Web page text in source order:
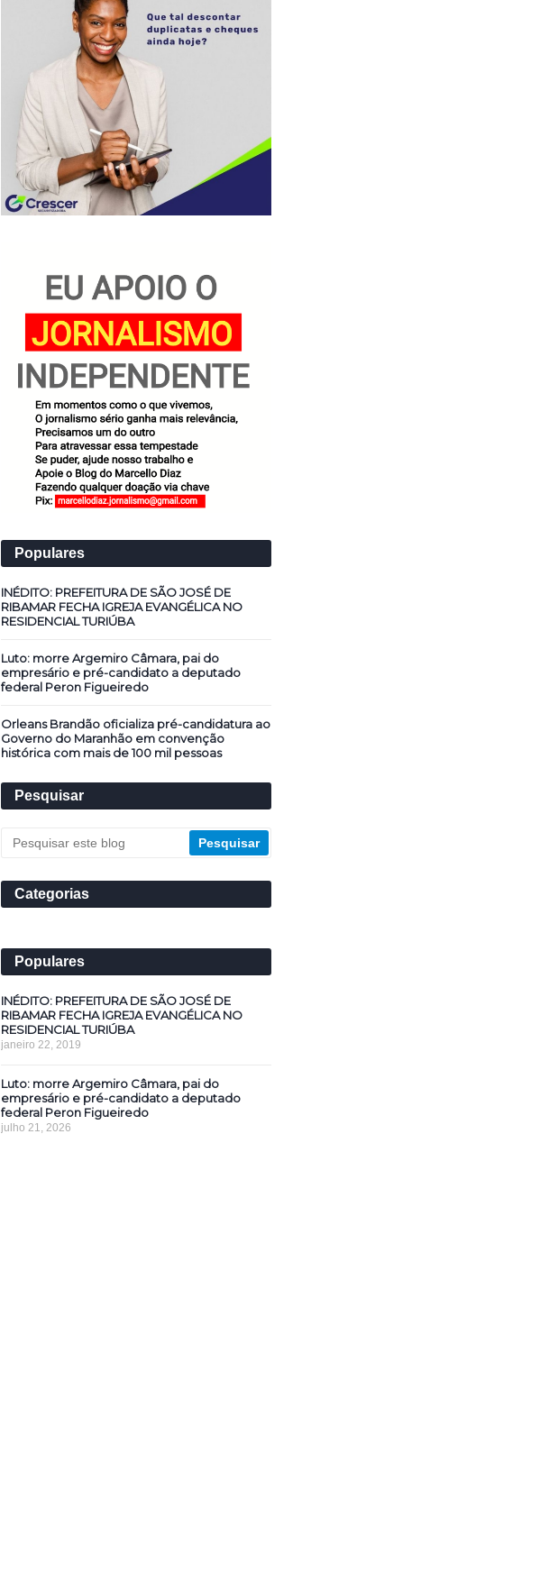
Populares
INÉDITO: PREFEITURA DE SÃO JOSÉ DE
RIBAMAR FECHA IGREJA EVANGÉLICA NO
RESIDENCIAL TURIÚBA
Luto: morre Argemiro Câmara, pai do
empresário e pré-candidato a deputado
federal Peron Figueiredo
Orleans Brandão oficializa pré-candidatura ao
Governo do Maranhão em convenção
histórica com mais de 100 mil pessoas
Pesquisar
Categorias
Populares
INÉDITO: PREFEITURA DE SÃO JOSÉ DE
RIBAMAR FECHA IGREJA EVANGÉLICA NO
RESIDENCIAL TURIÚBA
janeiro 22, 2019
Luto: morre Argemiro Câmara, pai do
empresário e pré-candidato a deputado
federal Peron Figueiredo
julho 21, 2026